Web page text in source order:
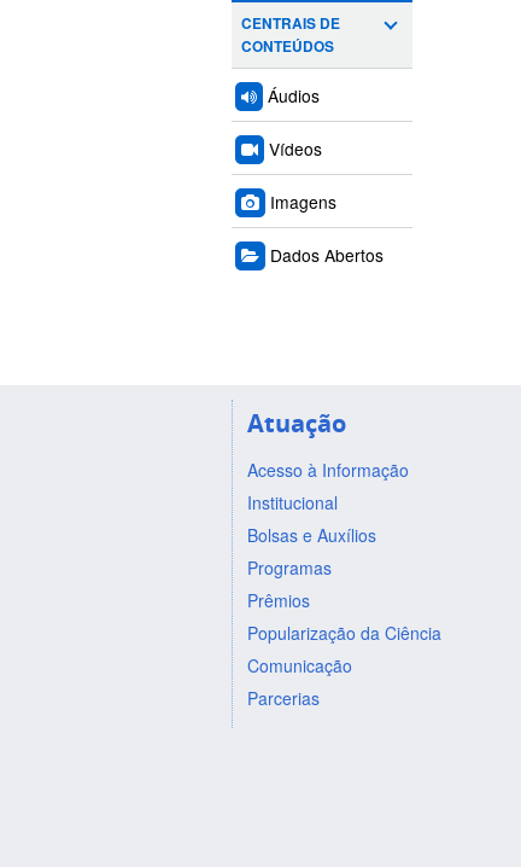
CENTRAIS DE
CONTEÚDOS
Áudios
Vídeos
Imagens
Dados Abertos
Atuação
Acesso à Informação
Institucional
Bolsas e Auxílios
Programas
Prêmios
Popularização da Ciência
Comunicação
Parcerias